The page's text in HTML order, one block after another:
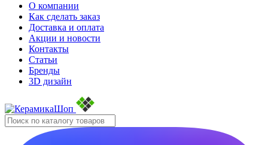
О компании
Как сделать заказ
Доставка и оплата
Акции и новости
Контакты
Статьи
Бренды
3D дизайн